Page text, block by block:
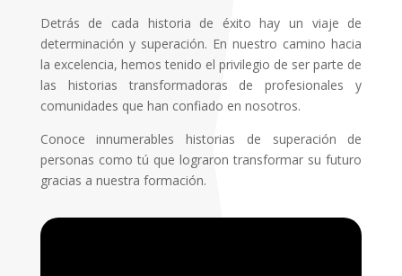
Detrás de cada historia de éxito hay un viaje de
determinación y superación. En nuestro camino hacia
la excelencia, hemos tenido el privilegio de ser parte de
las historias transformadoras de profesionales y
comunidades que han confiado en nosotros.
Conoce innumerables historias de superación de
personas como tú que lograron transformar su futuro
gracias a nuestra formación.